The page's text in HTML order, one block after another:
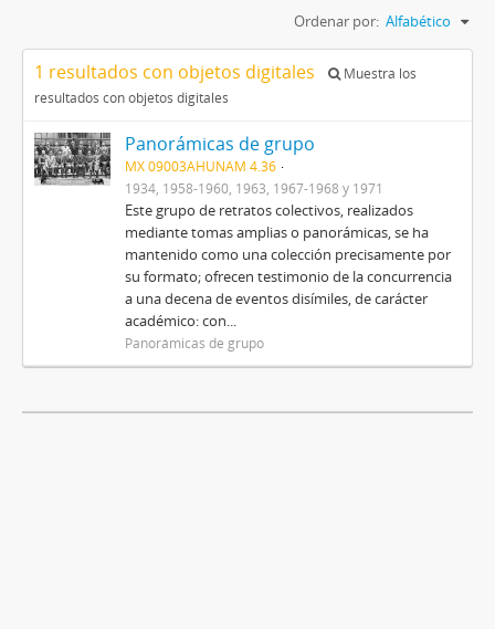
Ordenar por: Alfabético
1 resultados con objetos digitales
Muestra los
resultados con objetos digitales
Panorámicas de grupo
MX 09003AHUNAM 4.36
1934, 1958-1960, 1963, 1967-1968 y 1971
Este grupo de retratos colectivos, realizados
mediante tomas amplias o panorámicas, se ha
mantenido como una colección precisamente por
su formato; ofrecen testimonio de la concurrencia
a una decena de eventos disímiles, de carácter
académico: con...
Panorámicas de grupo